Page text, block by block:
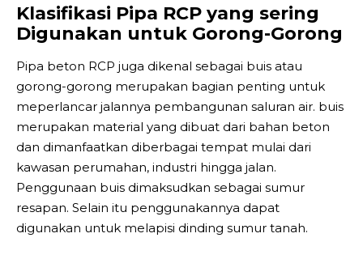
Klasifikasi Pipa RCP yang sering
Digunakan untuk Gorong-Gorong
Pipa beton RCP juga dikenal sebagai buis atau
gorong-gorong merupakan bagian penting untuk
meperlancar jalannya pembangunan saluran air. buis
merupakan material yang dibuat dari bahan beton
dan dimanfaatkan diberbagai tempat mulai dari
kawasan perumahan, industri hingga jalan.
Penggunaan buis dimaksudkan sebagai sumur
resapan. Selain itu penggunakannya dapat
digunakan untuk melapisi dinding sumur tanah.